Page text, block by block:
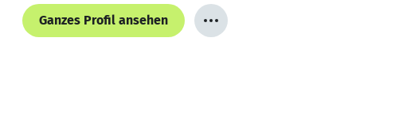
Ganzes Profil ansehen